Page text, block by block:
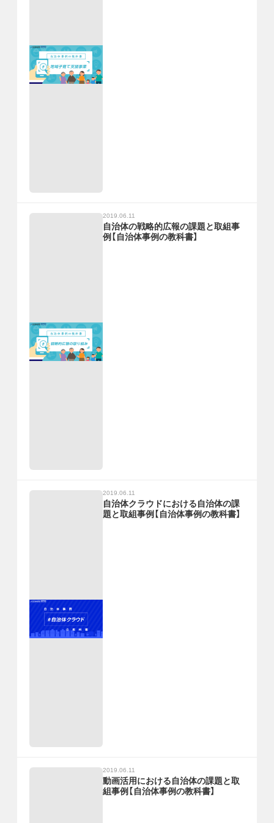
2019.06.11
自治体の戦略的広報の課題と取組事
例【自治体事例の教科書】
2019.06.11
自治体クラウドにおける自治体の課
題と取組事例【自治体事例の教科書】
2019.06.11
動画活用における自治体の課題と取
組事例【自治体事例の教科書】